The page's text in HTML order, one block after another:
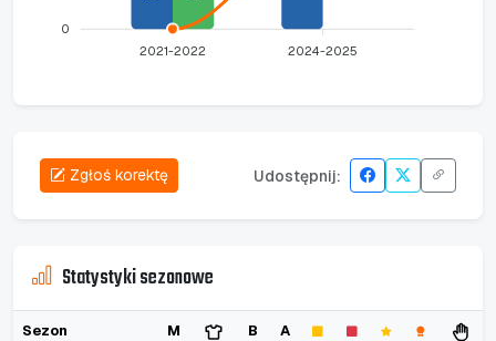
0
2021-2022 2024-2025
Zgłoś korektę Udostępnij:
Statystyki sezonowe
Sezon M B A